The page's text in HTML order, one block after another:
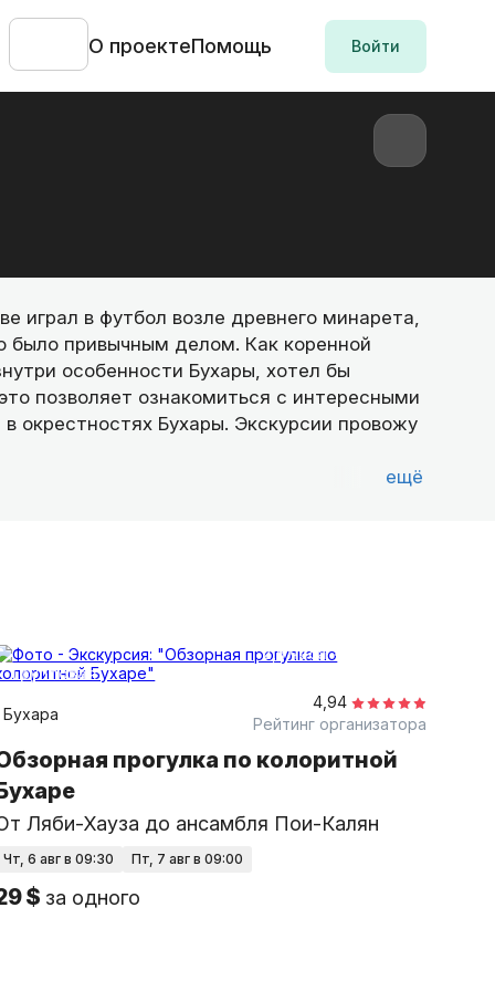
О проектеПомощь Войти
играл в футбол возле древнего минарета,
было привычным делом. Как коренной
особенности Бухары, хотел бы
позволяет ознакомиться с интересными
окрестностях Бухары. Экскурсии провожу
ещё
2,5 часа
групповая
Бухара
4,94
Рейтинг организатора
прогулка по колоритной
Ляби-Хауза до ансамбля Пои-Калян
чт, 6 авг в 09:30 пт, 7 авг в 09:00
$ за одного